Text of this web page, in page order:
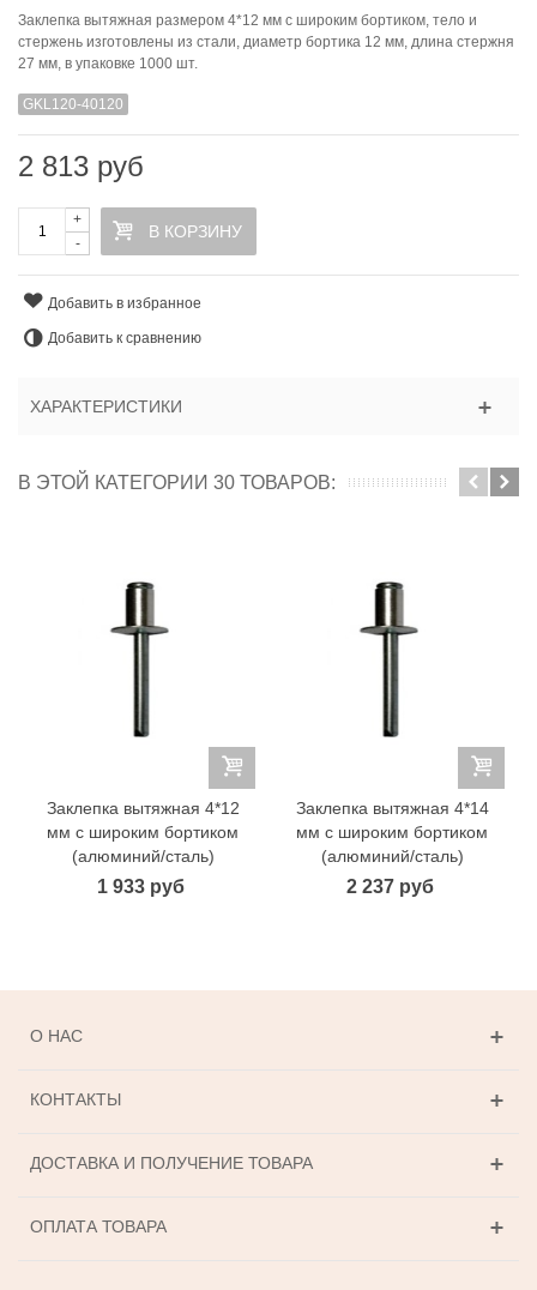
Заклепка вытяжная размером 4*12 мм с широким бортиком, тело и
стержень изготовлены из стали, диаметр бортика 12 мм, длина стержня
27 мм, в упаковке 1000 шт.
GKL120-40120
2 813 руб
-
+
В КОРЗИНУ
Добавить в избранное
Добавить к сравнению
ХАРАКТЕРИСТИКИ
В ЭТОЙ КАТЕГОРИИ 30 ТОВАРОВ:
Заклепка вытяжная 4*12
мм с широким бортиком
(алюминий/сталь)
1 933 руб
Заклепка вытяжная 4*14
мм с широким бортиком
(алюминий/сталь)
2 237 руб
О НАС
КОНТАКТЫ
ДОСТАВКА И ПОЛУЧЕНИЕ ТОВАРА
ОПЛАТА ТОВАРА